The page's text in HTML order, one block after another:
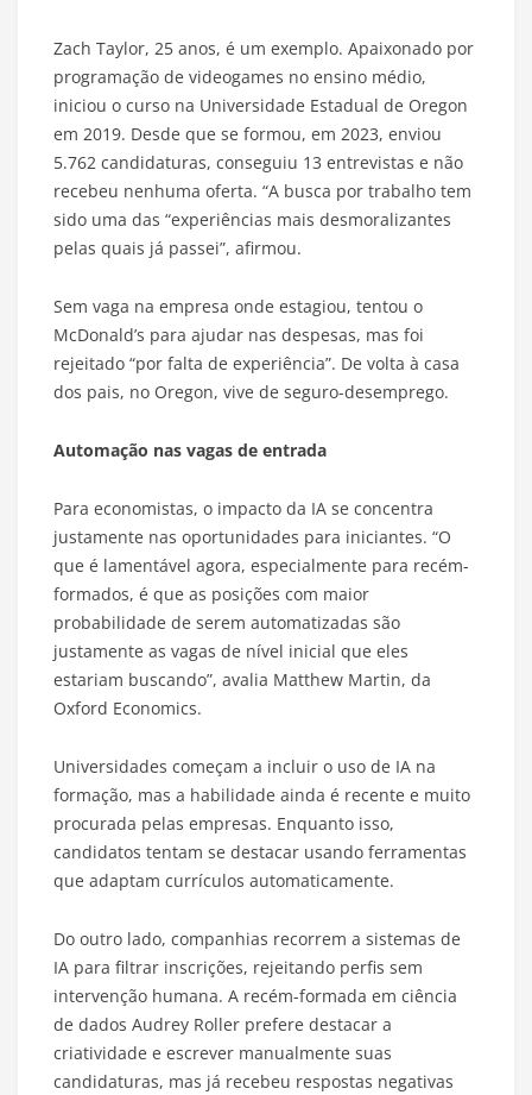
Zach Taylor, 25 anos, é um exemplo. Apaixonado por
programação de videogames no ensino médio,
iniciou o curso na Universidade Estadual de Oregon
em 2019. Desde que se formou, em 2023, enviou
5.762 candidaturas, conseguiu 13 entrevistas e não
recebeu nenhuma oferta. “A busca por trabalho tem
sido uma das “experiências mais desmoralizantes
pelas quais já passei”, afirmou.
Sem vaga na empresa onde estagiou, tentou o
McDonald’s para ajudar nas despesas, mas foi
rejeitado “por falta de experiência”. De volta à casa
dos pais, no Oregon, vive de seguro-desemprego.
Automação nas vagas de entrada
Para economistas, o impacto da IA se concentra
justamente nas oportunidades para iniciantes. “O
que é lamentável agora, especialmente para recém-
formados, é que as posições com maior
probabilidade de serem automatizadas são
justamente as vagas de nível inicial que eles
estariam buscando”, avalia Matthew Martin, da
Oxford Economics.
Universidades começam a incluir o uso de IA na
formação, mas a habilidade ainda é recente e muito
procurada pelas empresas. Enquanto isso,
candidatos tentam se destacar usando ferramentas
que adaptam currículos automaticamente.
Do outro lado, companhias recorrem a sistemas de
IA para filtrar inscrições, rejeitando perfis sem
intervenção humana. A recém-formada em ciência
de dados Audrey Roller prefere destacar a
criatividade e escrever manualmente suas
candidaturas, mas já recebeu respostas negativas